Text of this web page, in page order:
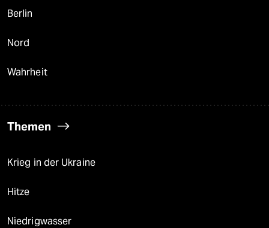
Berlin
Nord
Wahrheit
Themen
Krieg in der Ukraine
Hitze
Niedrigwasser